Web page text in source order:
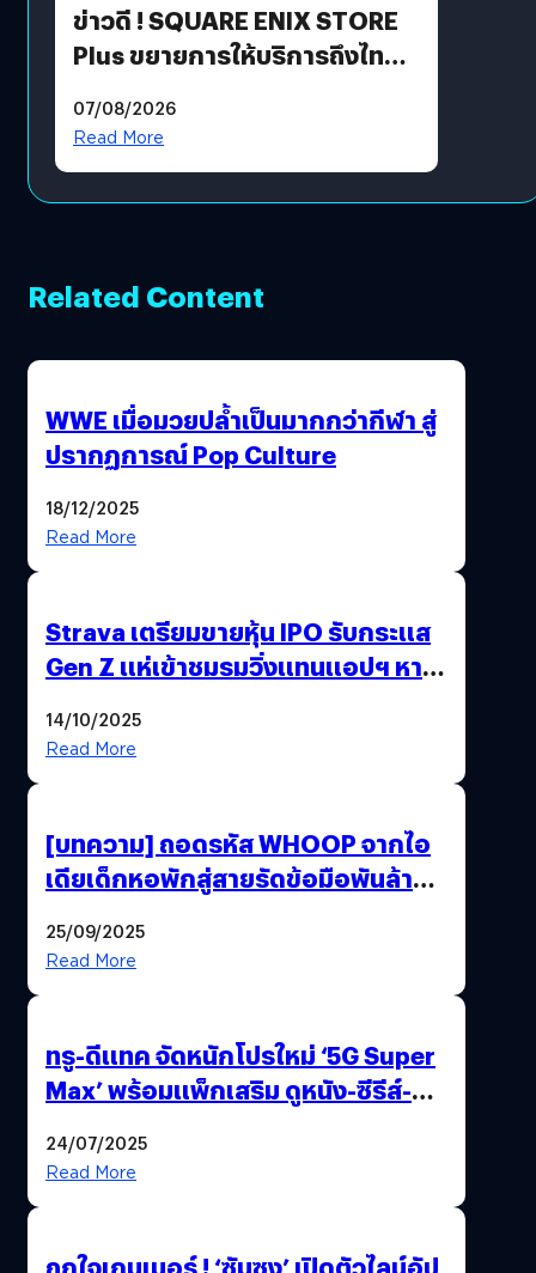
ข่าวดี ! SQUARE ENIX STORE
Plus ขยายการให้บริการถึงไทย
โดยตรง
07/08/2026
Read More
Related Content
WWE เมื่อมวยปล้ำเป็นมากกว่ากีฬา สู่
ปรากฏการณ์ Pop Culture
18/12/2025
Read More
Strava เตรียมขายหุ้น IPO รับกระแส
Gen Z แห่เข้าชมรมวิ่งแทนแอปฯ หาคู่
14/10/2025
Read More
[บทความ] ถอดรหัส WHOOP จากไอ
เดียเด็กหอพักสู่สายรัดข้อมือพันล้านที่
25/09/2025
Read More
ทรู-ดีแทค จัดหนักโปรใหม่ ‘5G Super
Max’ พร้อมแพ็กเสริม ดูหนัง-ซีรีส์-
24/07/2025
Read More
ถูกใจเกมเมอร์ ! ‘ซัมซุง’ เปิดตัวไลน์อัป